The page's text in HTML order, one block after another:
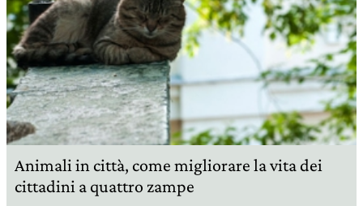
Animali in città, come migliorare la vita dei
cittadini a quattro zampe